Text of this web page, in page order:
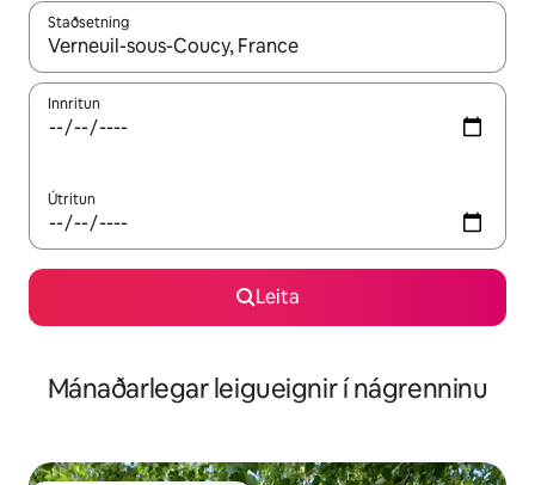
Staðsetning
Þegar niðurstöður liggja fyrir skaltu nota upp og niður
Innritun
Útritun
Leita
Mánaðarlegar leigueignir í nágrenninu